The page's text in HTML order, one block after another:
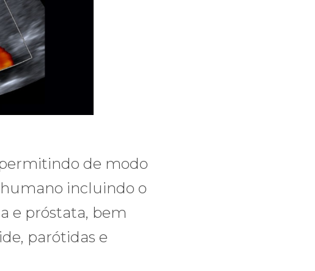
de modo
humano incluindo o
e próstata, bem
parótidas e